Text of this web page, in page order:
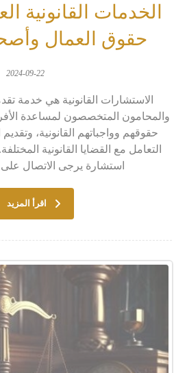
الخدمات القانونية
حقوق العمال
2024-09-22
الاستشارات القانونية هي خدمة
والمحامون المتخصصون لمساعدة
حقوقهم وواجباتهم القانونية،
التعامل مع القضايا القانونية
استشارة يرجى الاتصال على 66633299
اقرأ المزيد